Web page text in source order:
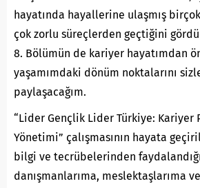
hayatında hayallerine ulaşmış birçok
çok zorlu süreçlerden geçtiğini
8. Bölümün de kariyer hayatımdan
yaşamımdaki dönüm noktalarını
paylaşacağım.
“Lider Gençlik Lider Türkiye: Kariyer
Yönetimi” çalışmasının hayata
bilgi ve tecrübelerinden
danışmanlarıma, meslektaşlarıma